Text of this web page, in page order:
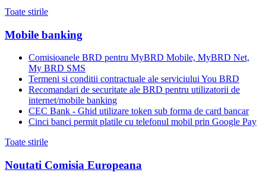
Toate stirile
Mobile banking
Comisioanele BRD pentru MyBRD Mobile, MyBRD Net,
My BRD SMS
Termeni si conditii contractuale ale serviciului You BRD
Recomandari de securitate ale BRD pentru utilizatorii de
internet/mobile banking
CEC Bank - Ghid utilizare token sub forma de card bancar
Cinci banci permit platile cu telefonul mobil prin Google Pay
Toate stirile
Noutati Comisia Europeana